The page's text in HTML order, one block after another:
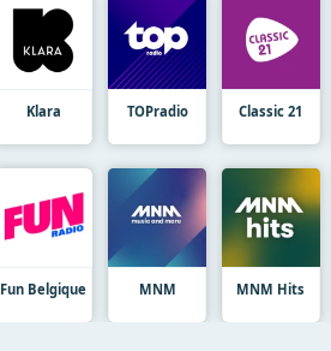
Klara TOPradio Classic 21
Fun Belgique MNM MNM Hits